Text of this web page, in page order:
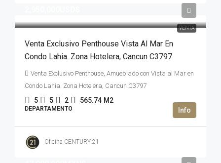
VENTA
Venta Exclusivo Penthouse Vista Al Mar En
Condo Lahia. Zona Hotelera, Cancun C3797
Venta Exclusivo Penthouse, Amueblado con Vista al Mar en
Condo Lahia. Zona Hotelera, Cancun C3797
5 5 2 565.74 M2
DEPARTAMENTO
Oficina CENTURY 21